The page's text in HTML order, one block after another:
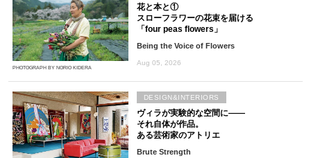
PHOTOGRAPH BY NORIO KIDERA
花と本と①
スローフラワーの花束を届ける
「four peas flowers」
Being the Voice of Flowers
Aug 05, 2026
ヴィラが実験的な空間に――
それ自体が作品。
ある芸術家のアトリエ
Brute Strength
DESIGN&INTERIORS